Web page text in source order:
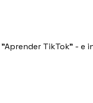
TikTok" - e